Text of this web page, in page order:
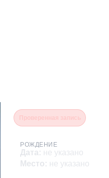
РОЖДЕНИЕ
Дата: не указано
Место: не указано